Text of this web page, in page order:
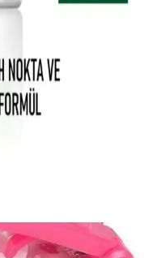
vücut yıkama jeli,
ve nemlendirici etkileriyle
etkili bir temizlik ürünüdür.
Yıkama Jeli: Doğal
ve Kullanımı
Jeli, doğal içeriklerle akne